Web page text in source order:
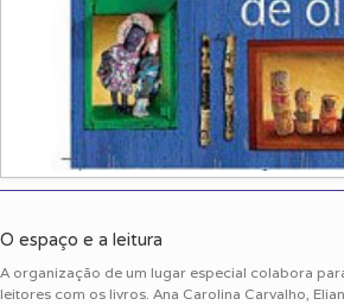
O espaço e a leitura
A organização de um lugar especial colabora
leitores com os livros. Ana Carolina Carvalho,